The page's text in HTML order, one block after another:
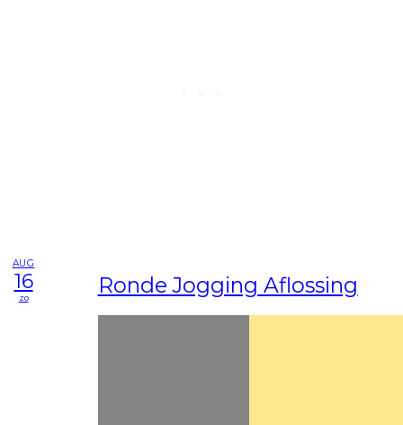
AUG
16
zo Ronde Jogging Aflossing